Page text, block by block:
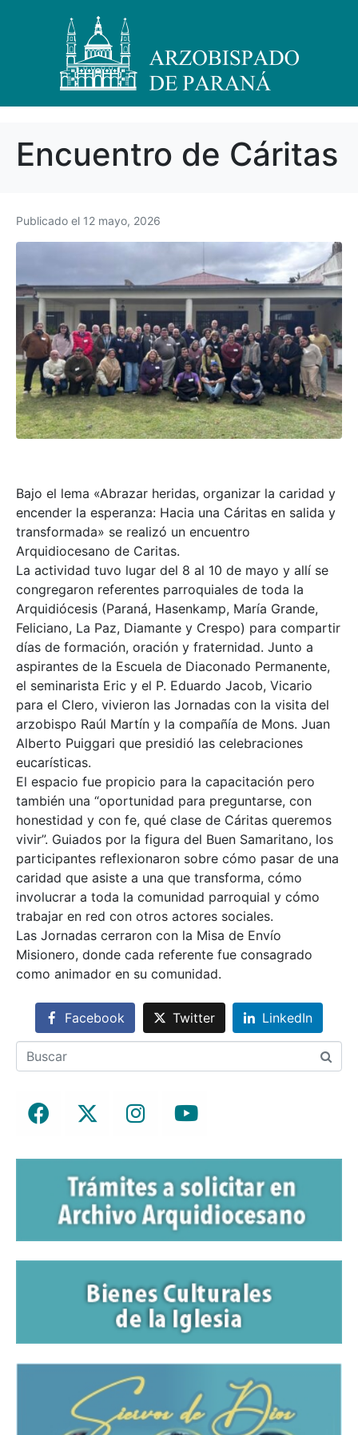
Encuentro de Cáritas
Publicado el 12 mayo, 2026
Bajo el lema «Abrazar heridas, organizar la caridad y
encender la esperanza: Hacia una Cáritas en salida y
transformada» se realizó un encuentro
Arquidiocesano de Caritas.
La actividad tuvo lugar del 8 al 10 de mayo y allí se
congregaron referentes parroquiales de toda la
Arquidiócesis (Paraná, Hasenkamp, María Grande,
Feliciano, La Paz, Diamante y Crespo) para compartir
días de formación, oración y fraternidad. Junto a
aspirantes de la Escuela de Diaconado Permanente,
el seminarista Eric y el P. Eduardo Jacob, Vicario
para el Clero, vivieron las Jornadas con la visita del
arzobispo Raúl Martín y la compañía de Mons. Juan
Alberto Puiggari que presidió las celebraciones
eucarísticas.
El espacio fue propicio para la capacitación pero
también una “oportunidad para preguntarse, con
honestidad y con fe, qué clase de Cáritas queremos
vivir”. Guiados por la figura del Buen Samaritano, los
participantes reflexionaron sobre cómo pasar de una
caridad que asiste a una que transforma, cómo
involucrar a toda la comunidad parroquial y cómo
trabajar en red con otros actores sociales.
Las Jornadas cerraron con la Misa de Envío
Misionero, donde cada referente fue consagrado
como animador en su comunidad.
Facebook Twitter LinkedIn